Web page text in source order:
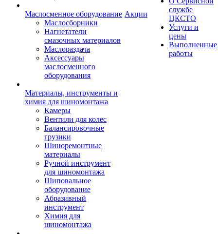
Маслосменное оборудование
Маслосборники
Нагнетатели
смазочных материалов
Маслораздача
Аксессуары
маслосменного
оборудования
Материалы, инструменты и
химия для шиномонтажа
Камеры
Вентили для колес
Балансировочные
грузики
Шиноремонтные
материалы
Ручной инструмент
для шиномонтажа
Шиповальное
оборудование
Абразивный
инструмент
Химия для
шиномонтажа
Акции
службе
ЦКСТО
Услуги и
цены
Выполненные
работы